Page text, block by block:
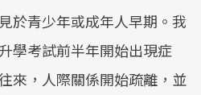
於青少年或成年人早期。我
學考試前半年開始出現症
來，人際關係開始疏離，並